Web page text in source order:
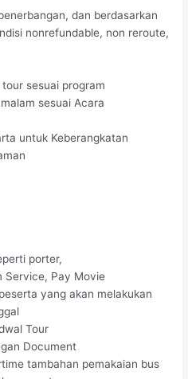
dan berdasarkan
nonrefundable, non reroute,
sesuai program
sesuai Acara
untuk Keberangkatan
porter,
Service, Pay Movie
yang akan melakukan
Tour
Document
tambahan pemakaian bus